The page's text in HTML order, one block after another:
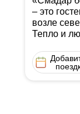
‒ это
возле
Тепло и